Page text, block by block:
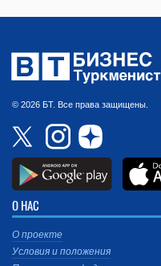
© 2026 БТ. Все права защищены.
О НАС
О проекте
Условия и положения